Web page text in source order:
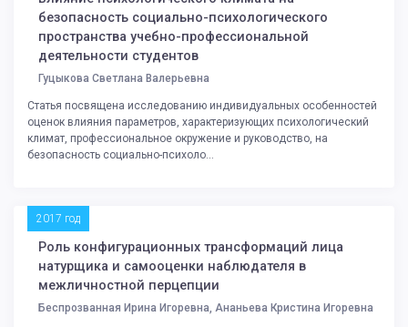
безопасность социально-психологического
пространства учебно-профессиональной
деятельности студентов
Гуцыкова Светлана Валерьевна
Статья посвящена исследованию индивидуальных особенностей
оценок влияния параметров, характеризующих психологический
климат, профессиональное окружение и руководство, на
безопасность социально-психоло...
2017 год
Роль конфигурационных трансформаций лица
натурщика и самооценки наблюдателя в
межличностной перцепции
Беспрозванная Ирина Игоревна, Ананьева Кристина Игоревна